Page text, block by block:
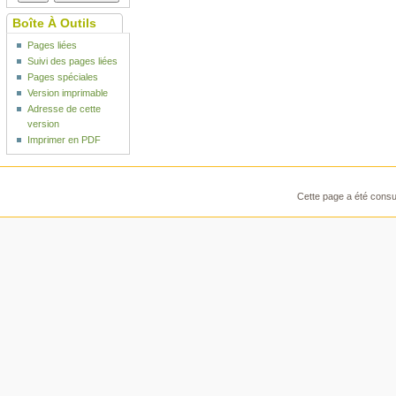
Boîte À Outils
Pages liées
Suivi des pages liées
Pages spéciales
Version imprimable
Adresse de cette
version
Imprimer en PDF
Cette page a été